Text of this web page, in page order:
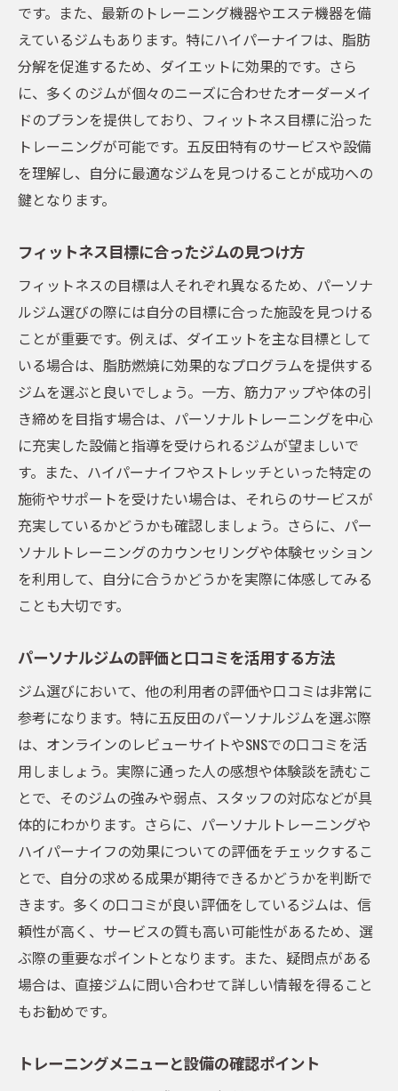
ボディメイクをサポートするストレッチ法
ストレッチの種類と目的別の活用方法
トレーニング後の効果的なストレッチルー
チン
ストレッチで怪我を防ぎ、安全に続ける方
ストレッチと他のトレーニング法の相乗効
無理なく続けられるパーソナルジムの選び方と
そのポイント
ジムの立地と通いやすさの重要性
料金プランの比較と継続のコツ
続けやすいトレーニング環境の見極め方
ジムの雰囲気とスタッフの質をチェックす
る
モチベーションを維持するための工夫
体験セッションで自分に合ったジムを見つ
ける
五反田のパーソナルジムで目標達成をサポート
目標設定が成功の鍵：明確なゴールを持つ
立て方
個別トレーニングプログラムの重要性
五反田のジムでの成功事例から学ぶ
進捗を測定し、計画を調整する方法
トレーナーとともにゴールを達成するため
の戦略
パーソナルジムでのハイパーナイフ活用法とそ
の効果
ハイパーナイフの効果を最大化する方法
脂肪燃焼を促進するハイパーナイフの活用
ハイパーナイフの施術後のケアと注意点
五反田のジムでの実際の活用例
ハイパーナイフと他のトレーニングの相乗
継続的な利用で得られる長期的な効果
です。また、最新のトレーニング機器やエステ機器を備
えているジムもあります。特にハイパーナイフは、脂肪
分解を促進するため、ダイエットに効果的です。さら
に、多くのジムが個々のニーズに合わせたオーダーメイ
ドのプランを提供しており、フィットネス目標に沿った
トレーニングが可能です。五反田特有のサービスや設備
を理解し、自分に最適なジムを見つけることが成功への
鍵となります。
フィットネス目標に合ったジムの見つけ方
フィットネスの目標は人それぞれ異なるため、パーソナ
ルジム選びの際には自分の目標に合った施設を見つける
ことが重要です。例えば、ダイエットを主な目標として
いる場合は、脂肪燃焼に効果的なプログラムを提供する
ジムを選ぶと良いでしょう。一方、筋力アップや体の引
き締めを目指す場合は、パーソナルトレーニングを中心
に充実した設備と指導を受けられるジムが望ましいで
す。また、ハイパーナイフやストレッチといった特定の
施術やサポートを受けたい場合は、それらのサービスが
充実しているかどうかも確認しましょう。さらに、パー
ソナルトレーニングのカウンセリングや体験セッション
を利用して、自分に合うかどうかを実際に体感してみる
ことも大切です。
パーソナルジムの評価と口コミを活用する方法
ジム選びにおいて、他の利用者の評価や口コミは非常に
参考になります。特に五反田のパーソナルジムを選ぶ際
は、オンラインのレビューサイトやSNSでの口コミを活
用しましょう。実際に通った人の感想や体験談を読むこ
とで、そのジムの強みや弱点、スタッフの対応などが具
体的にわかります。さらに、パーソナルトレーニングや
ハイパーナイフの効果についての評価をチェックするこ
とで、自分の求める成果が期待できるかどうかを判断で
きます。多くの口コミが良い評価をしているジムは、信
頼性が高く、サービスの質も高い可能性があるため、選
ぶ際の重要なポイントとなります。また、疑問点がある
場合は、直接ジムに問い合わせて詳しい情報を得ること
もお勧めです。
トレーニングメニューと設備の確認ポイント